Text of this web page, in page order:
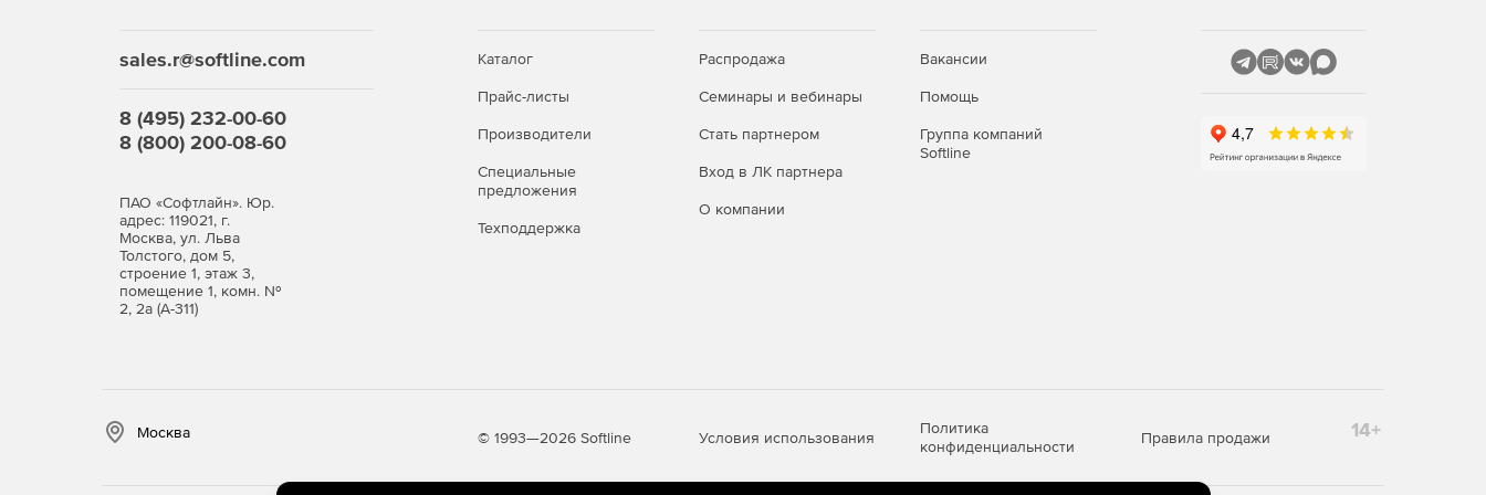
Контроль приложений
—
Веб-фильтры (блокировка сайтов по категориям) —
Системные требования
PRO32 Endpoint Security работает на рабочих станциях и серверах:
операционные системы: Windows XP SP3 — Windows 11, Windows Server 2003 SP2 — 2022, а также
sales.r@softline.com
8 (495) 232-00-60
8 (800) 200-08-60
ПАО «Софтлайн». Юр.
адрес: 119021, г.
Москва, ул. Льва
Толстого, дом 5,
строение 1, этаж 3,
помещение 1, комн. №
2, 2а (А-311)
Каталог
Прайс-листы
Производители
Специальные
предложения
Техподдержка
Распродажа
Семинары и вебинары
Стать партнером
Вход в ЛК партнера
О компании
Вакансии
Помощь
Группа компаний
Softline
Москва © 1993—2026 Softline Условия использования
Политика
конфиденциальности
Правила продажи 14+